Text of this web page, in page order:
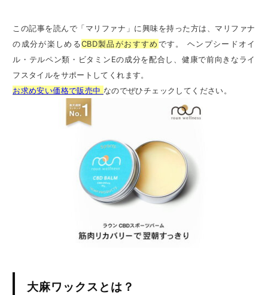
この記事を読んで「マリファナ」に興味を持った方は、マリファナ
の成分が楽しめるCBD製品がおすすめです。 ヘンプシードオイ
ル・テルペン類・ビタミンEの成分を配合し、健康で前向きなライ
フスタイルをサポートしてくれます。
お求め安い価格で販売中 なのでぜひチェックしてください。
大麻ワックスとは？